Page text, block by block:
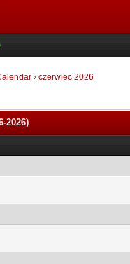
›czerwiec 2026
2026)